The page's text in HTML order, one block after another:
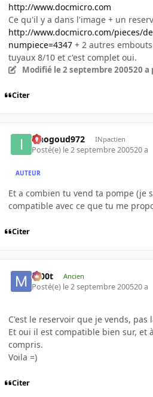
http://www.docmicro.com
Ce qu'il y a dans l'image + un
http://www.docmicro.com/pieces/
numpiece=4347 + 2 autres
tuyaux 8/10 et c'est complet oui.
Modifié le 2 septembre 200520 a
Citer
iznogoud972 INpactien
Posté(e) le 2 septembre 200520 a
AUTEUR
Et a combien tu vend ta pompe (je
compatible avec ce que tu me
Citer
m00t Ancien
Posté(e) le 2 septembre 200520 a
C'est le reservoir que je vends, pas
Et oui il est compatible bien sur, et
compris.
Voila =)
Citer